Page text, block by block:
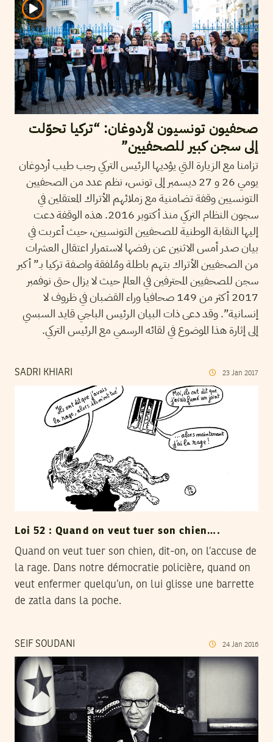
صحفيون تونسيون لأردوغان: “تركيا تحوّلت
إلى سجن كبير للصحفيين”
تزامنا مع الزيارة التي يؤديها الرئيس التركي رجب طيب أردوغان
يومي 26 و 27 ديسمبر إلى تونس، نظم عدد من الصحفيين
التونسيين وقفة تضامنية مع زملائهم الأتراك المعتقلين في
سجون النظام التركي منذ أكتوبر 2016. هذه الوقفة دعت
إليها النقابة الوطنية للصحفيين التونسيين، حيث أعربت في
بيان صدر أمس الاثنين عن رفضها لاستمرار اعتقال العشرات
من الصحفيين الأتراك بتهم باطلة ومُلفقة واصفة تركيا بـ” أكبر
سجن للصحفيين المحترفين في العالم حيث لا يزال حتى نوفمبر
2017 أكثر من 149 صحافيا وراء القضبان في ظروف لا
إنسانية”. وقد دعى ذات البيان الرئيس الباجي قايد السبسي
إلى إثارة هذا الموضوع في لقائه الرسمي مع الرئيس التركي.
SADRI KHIARI 23 Jan 2017
Loi 52 : Quand on veut tuer son chien….
Quand on veut tuer son chien, dit-on, on l’accuse de
la rage. Dans notre démocratie policière, quand on
veut enfermer quelqu’un, on lui glisse une barrette
de zatla dans la poche.
SEIF SOUDANI 24 Jan 2016